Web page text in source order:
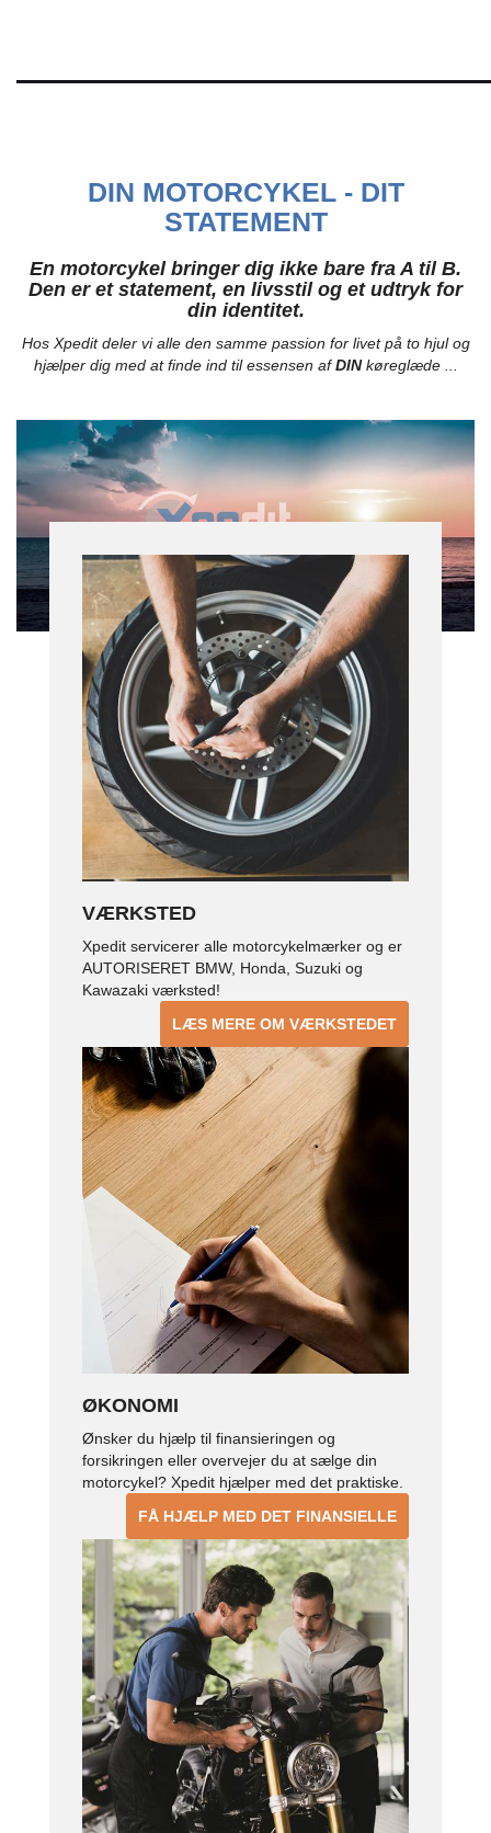
DIN MOTORCYKEL - DIT
STATEMENT
En motorcykel bringer dig ikke bare fra A til B.
Den er et statement, en livsstil og et udtryk for
din identitet.
Hos Xpedit deler vi alle den samme passion for livet på to hjul og
hjælper dig med at finde ind til essensen afDINkøreglæde ...
VÆRKSTED
Xpedit servicerer alle motorcykelmærker og er
AUTORISERET BMW, Honda, Suzuki og
Kawazaki værksted!
LÆS MERE OM VÆRKSTEDET
ØKONOMI
Ønsker du hjælp til finansieringen og
forsikringen eller overvejer du at sælge din
motorcykel? Xpedit hjælper med det praktiske.
FÅ HJÆLP MED DET FINANSIELLE